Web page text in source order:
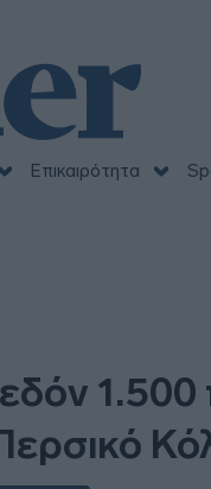
Επικαιρότητα
1.500